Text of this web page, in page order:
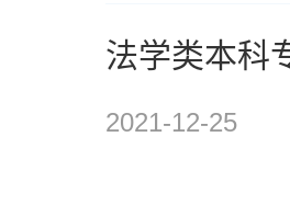
法学类本科
2021-12-25